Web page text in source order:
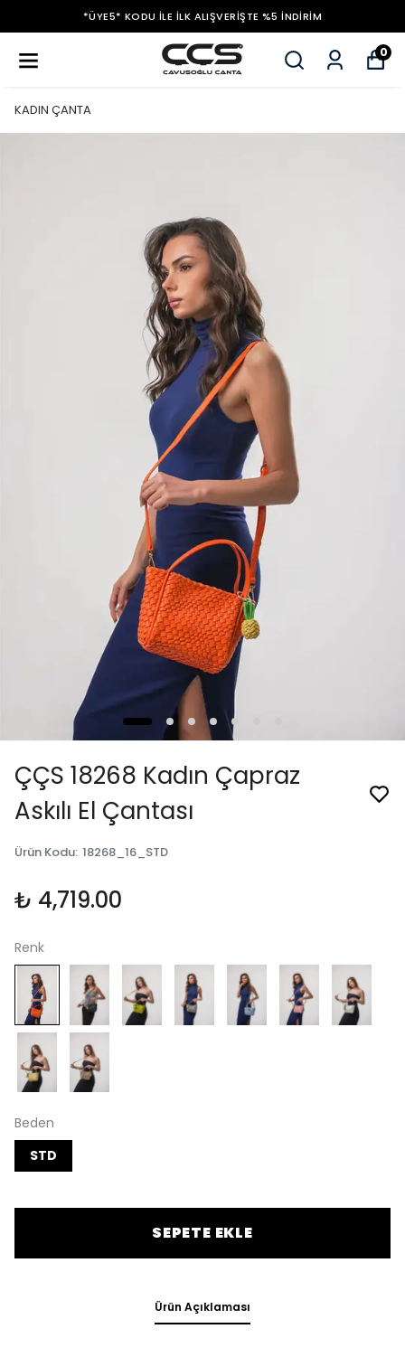
*ÜYE5* KODU ILE İLK ALIŞVERIŞTE %5 İNDIRIM
0
KADIN ÇANTA
ÇÇS 18268 Kadın Çapraz
Askılı El Çantası
Ürün Kodu: 18268_16_STD
₺ 4,719.00
Renk
Beden
STD
SEPETE EKLE
Ürün Açıklaması